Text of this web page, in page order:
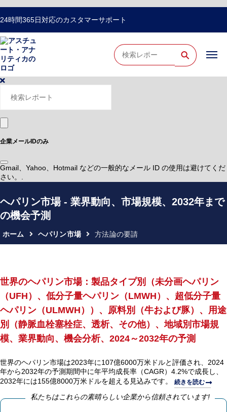
24時間365日対応のカスタマーサポート
⚲
企業メールIDのみ
Gmail、Yahoo、Hotmail などの一般的なメール ID の使用は避けてくだ
さい。.
ヘパリン市場 - 業界動向、市場規模、2032年まで
の機会予測
ホーム ヘパリン市場 方法論の要請
世界のヘパリン市場：製品タイプ別（未分画ヘパリン
（UFH）、低分子量ヘパリン（LMWH）、超低分子量
ヘパリン（ULMWH））、原料別（牛および豚）、用途
別（静脈血栓塞栓症、透析、その他）、地域別市場規
模、業界動向、機会分析、2024～2032年の予測
世界のヘパリン市場は2023年に107億6000万米ドルと評価され、2024
年から2032年の予測期間中に年平均成長率（CAGR）4.2%で成長し、
2032年には155億8000万米ドルを超える見込みです。 続きを読む
私たちはこれらの素晴らしい企業から信頼されています!